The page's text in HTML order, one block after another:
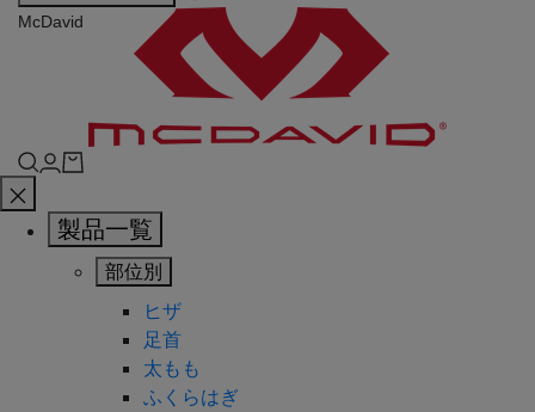
McDavid
製品一覧
部位別
ヒザ
足首
太もも
ふくらはぎ